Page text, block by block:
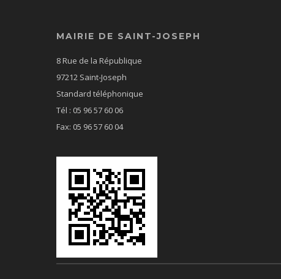
MAIRIE DE SAINT-JOSEPH
8 Rue de la République
97212 Saint-Joseph
Standard téléphonique
Tél : 05 96 57 60 06
Fax: 05 96 57 60 04